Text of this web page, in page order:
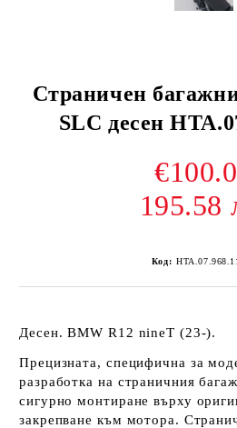
Страничен
SLC десен
195.58
Код:
Десен. BMW R12 nineT (23-).
Прецизната, специфична за
разработка на страничния
сигурно монтиране върху
закрепване към мотора.